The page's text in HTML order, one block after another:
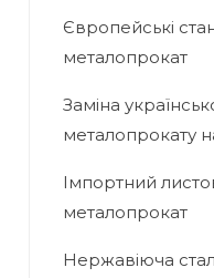
Європейські
металопрокат
Заміна
металопрокату
Імпортний
металопрокат
Нержавіюча